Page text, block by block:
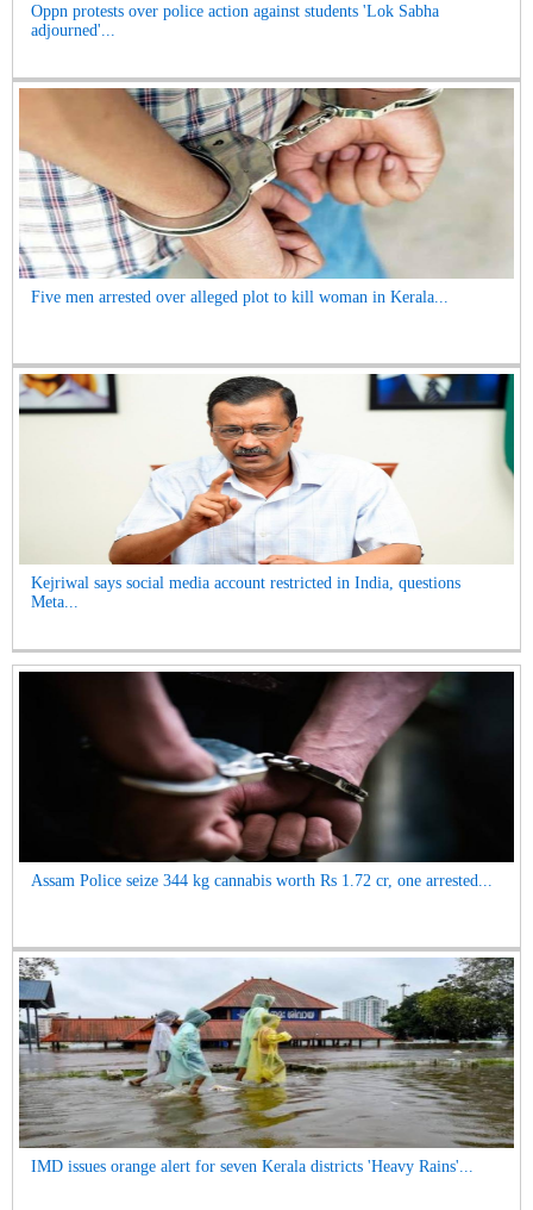
Oppn protests over police action against students 'Lok Sabha
adjourned'...
Five men arrested over alleged plot to kill woman in Kerala...
Kejriwal says social media account restricted in India, questions
Meta...
Assam Police seize 344 kg cannabis worth Rs 1.72 cr, one arrested...
IMD issues orange alert for seven Kerala districts 'Heavy Rains'...